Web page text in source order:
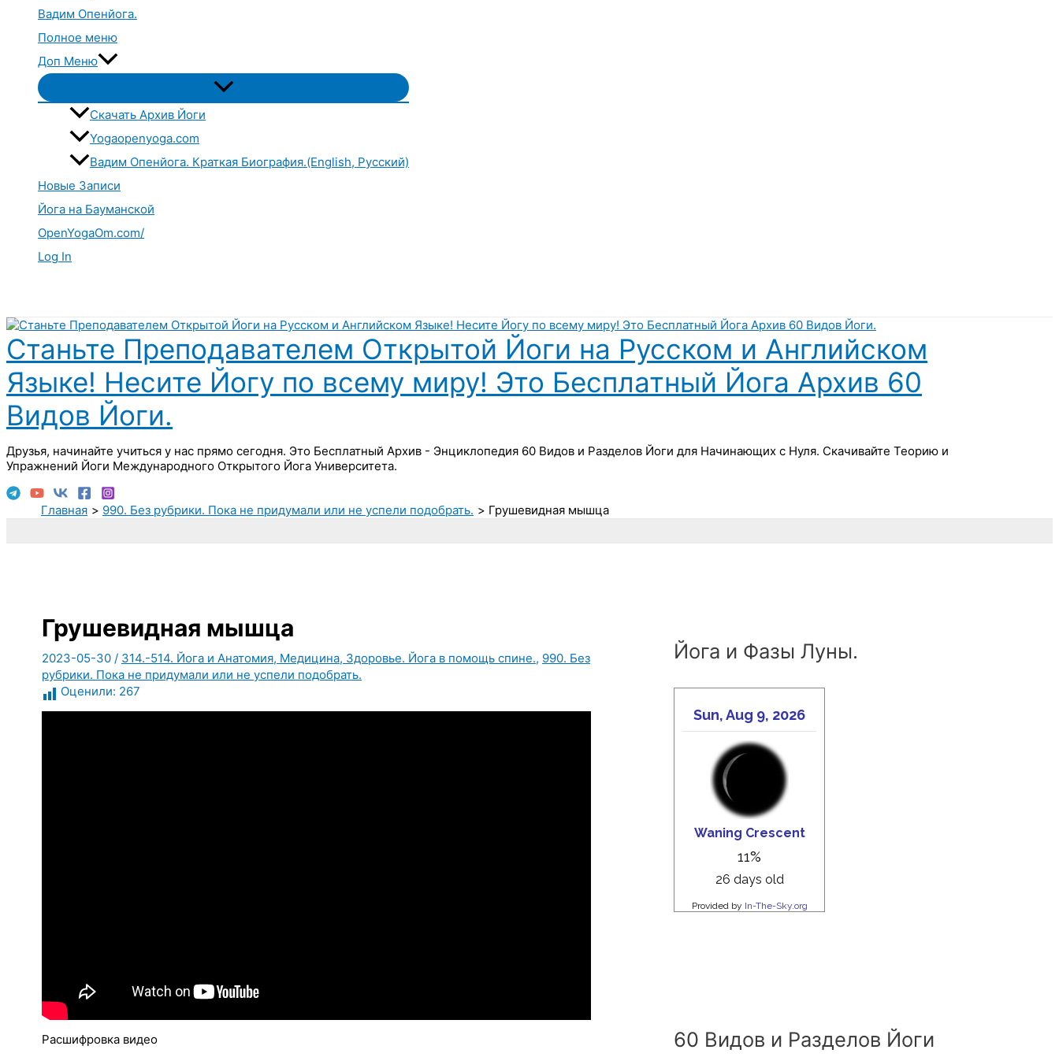
Вадим Опенйога.
Полное меню
Доп Меню
Переключатель
меню
Скачать Архив Йоги
Yogaopenyoga.com
Вадим Опенйога. Краткая Биография.(English, Русский)
Новые Записи
Йога на Бауманской
OpenYogaOm.com/
Log In
Станьте Преподавателем Открытой Йоги на Русском и Английском
Языке! Несите Йогу по всему миру! Это Бесплатный Йога Архив 60
Видов Йоги.
Друзья, начинайте учиться у нас прямо сегодня. Это Бесплатный Архив - Энциклопедия 60 Видов и Разделов Йоги для Начинающих с Нуля. Скачивайте Теорию и
Упражнений Йоги Международного Открытого Йога Университета.
Главная 990. Без рубрики. Пока не придумали или не успели подобрать. Грушевидная мышца
Грушевидная мышца
2023-05-30 / 314.-514. Йога и Анатомия, Медицина, Здоровье. Йога в помощь спине., 990. Без
рубрики. Пока не придумали или не успели подобрать.
Оценили: 267
Расшифровка видео
Йога и Фазы Луны.
60 Видов и Разделов Йоги